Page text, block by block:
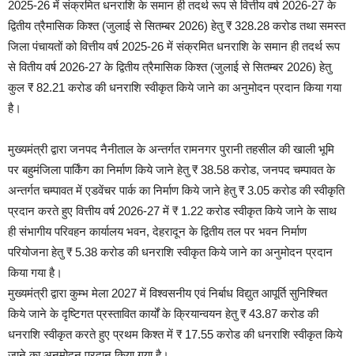
2025-26 में संक्रमित धनराशि के समान ही तदर्थ रूप से वित्तीय वर्ष 2026-27 के
द्वितीय त्रैमासिक किश्त (जुलाई से सितम्बर 2026) हेतु ₹ 328.28 करोड तथा समस्त
जिला पंचायतों को वित्तीय वर्ष 2025-26 में संक्रमित धनराशि के समान ही तदर्थ रूप
से वितीय वर्ष 2026-27 के द्वितीय त्रैमासिक किश्त (जुलाई से सितम्बर 2026) हेतु
कुल ₹ 82.21 करोड की धनराशि स्वीकृत किये जाने का अनुमोदन प्रदान किया गया
है।
मुख्यमंत्री द्वारा जनपद नैनीताल के अन्तर्गत रामनगर पुरानी तहसील की खाली भूमि
पर बहुमंजिला पार्किंग का निर्माण किये जाने हेतु ₹ 38.58 करोड, जनपद चम्पावत के
अन्तर्गत चम्पावत में एडवेंचर पार्क का निर्माण किये जाने हेतु ₹ 3.05 करोड की स्वीकृति
प्रदान करते हुए वित्तीय वर्ष 2026-27 में ₹ 1.22 करोड स्वीकृत किये जाने के साथ
ही संभागीय परिवहन कार्यालय भवन, देहरादून के द्वितीय तल पर भवन निर्माण
परियोजना हेतु ₹ 5.38 करोड की धनराशि स्वीकृत किये जाने का अनुमोदन प्रदान
किया गया है।
मुख्यमंत्री द्वारा कुम्भ मेला 2027 में विश्वसनीय एवं निर्बाध विद्युत आपूर्ति सुनिश्चित
किये जाने के दृष्टिगत प्रस्तावित कार्यों के क्रियान्वयन हेतु ₹ 43.87 करोड की
धनराशि स्वीकृत करते हुए प्रथम किश्त में ₹ 17.55 करोड की धनराशि स्वीकृत किये